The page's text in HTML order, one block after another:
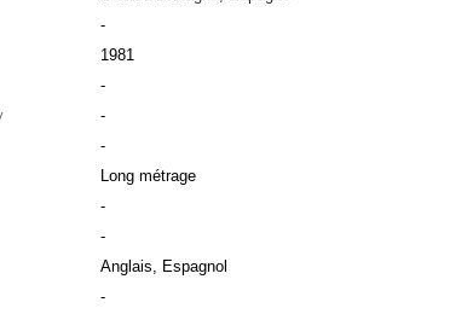
-
1981
-
-
-
Long métrage
-
-
Anglais, Espagnol
-